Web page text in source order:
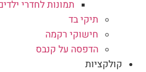
תמונות לחדרי ילדים
תיקי בד
חישוקי רקמה
הדפסה על קנבס
קולקציות